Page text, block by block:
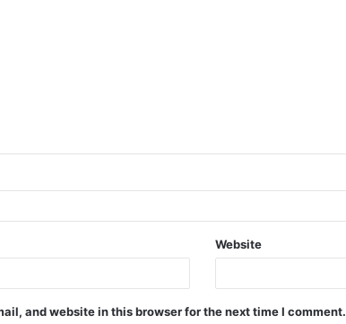
Website
and website in this browser for the next time I comment.